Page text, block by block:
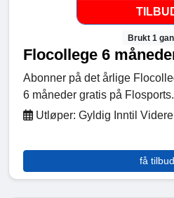
Brukt 1
Flocollege 6
Abonner på det årlige
6 måneder gratis på Flosports.
Utløper: Gyldig Inntil Videre
få tilbud